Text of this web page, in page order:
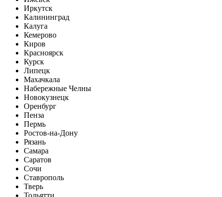
Иркутск
Калининград
Калуга
Кемерово
Киров
Красноярск
Курск
Липецк
Махачкала
Набережные Челны
Новокузнецк
Оренбург
Пенза
Пермь
Ростов-на-Дону
Рязань
Самара
Саратов
Сочи
Ставрополь
Тверь
Тольятти